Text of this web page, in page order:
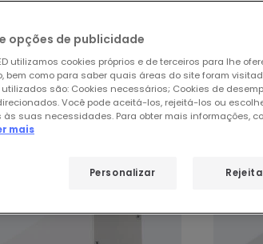
produtos em destaque
opções de publicidade
utilizamos cookies próprios e de terceiros para lhe
bem como para saber quais áreas do site foram
utilizados são: Cookies necessários; Cookies de
Você pode aceitá-los, rejeitá-los ou
suas necessidades. Para obter mais informações,
mais
Personalizar